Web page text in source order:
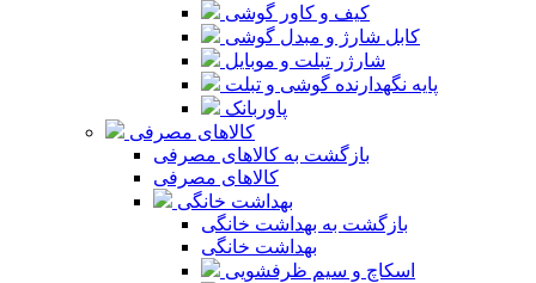
کیف و کاور گوشی
کابل شارژ و مبدل گوشی
شارژر تبلت و موبایل
پایه نگهدارنده گوشی و تبلت
پاوربانک
کالاهای مصرفی
بازگشت به کالاهای مصرفی
کالاهای مصرفی
بهداشت خانگی
بازگشت به بهداشت خانگی
بهداشت خانگی
اسکاچ و سیم ظرفشویی